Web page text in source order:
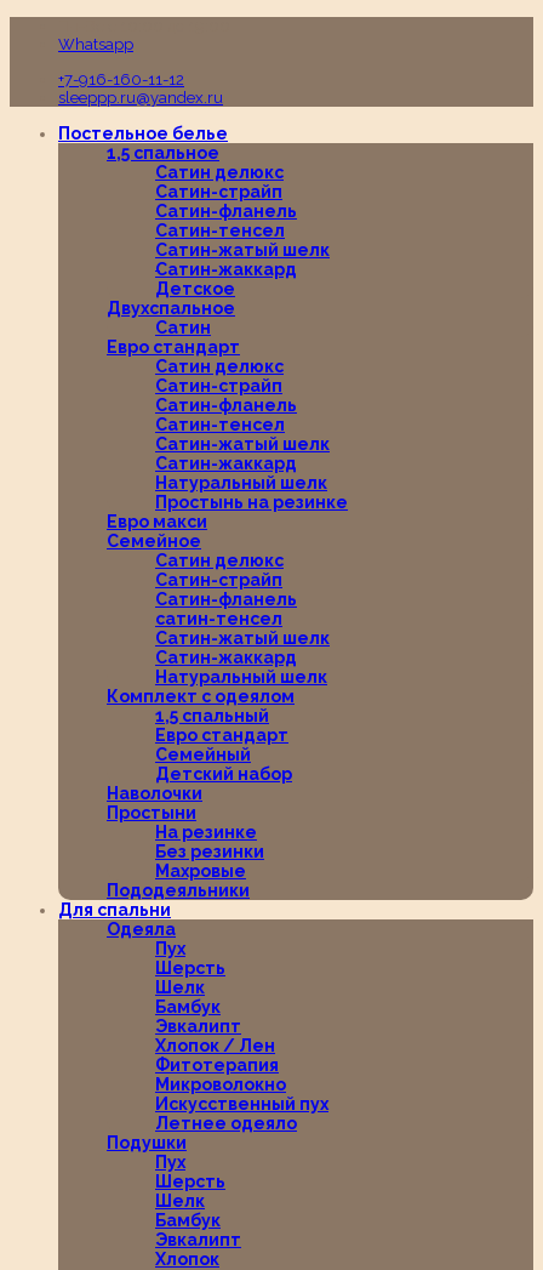
Whatsapp
+7-916-160-11-12
sleeppp.ru@yandex.ru
Постельное белье
1,5 спальное
Сатин делюкс
Сатин-страйп
Сатин-фланель
Сатин-тенсел
Сатин-жатый шелк
Сатин-жаккард
Детское
Двухспальное
Сатин
Евро стандарт
Сатин делюкс
Сатин-страйп
Сатин-фланель
Сатин-тенсел
Сатин-жатый шелк
Сатин-жаккард
Натуральный шелк
Простынь на резинке
Евро макси
Семейное
Сатин делюкс
Сатин-страйп
Сатин-фланель
сатин-тенсел
Сатин-жатый шелк
Сатин-жаккард
Натуральный шелк
Комплект с одеялом
1,5 спальный
Евро стандарт
Семейный
Детский набор
Наволочки
Простыни
На резинке
Без резинки
Махровые
Пододеяльники
Для спальни
Одеяла
Пух
Шерсть
Шелк
Бамбук
Эвкалипт
Хлопок / Лен
Фитотерапия
Микроволокно
Искусственный пух
Летнее одеяло
Подушки
Пух
Шерсть
Шелк
Бамбук
Эвкалипт
Хлопок